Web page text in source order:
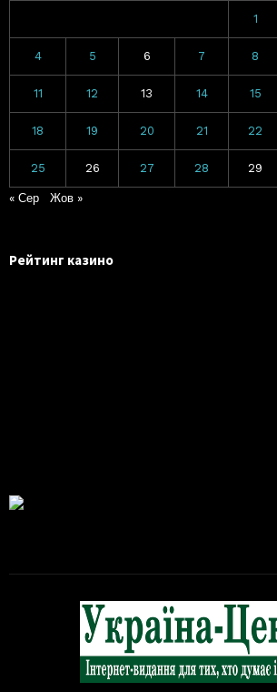
1
4 5 6 7 8
11 12 13 14 15
18 19 20 21 22
25 26 27 28 29
« Сер Жов »
Рейтинг казино